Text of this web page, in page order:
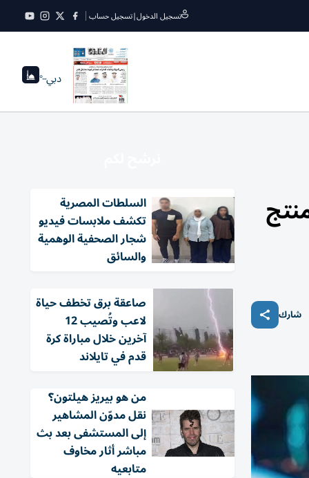
تسجيل الدخول|تسجيل حساب
دبي--°
شارك
السلطات المصرية
تكشف ملابسات فيديو
شجار الصحفية الوهمية
والسائق
صاعقة برق تخطف حياة
لاعب وتُصيب 12
آخرين خلال مباراة كرة
قدم في تايلاند
من هو بيريز هيلتون؟
نقل مدوّن المشاهير
إلى المستشفى بعد بث
مباشر أثار مخاوف
متابعيه